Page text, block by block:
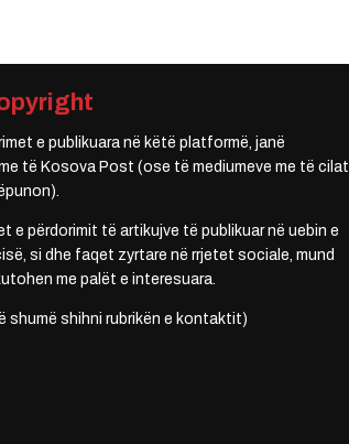
e publikuara në këtë platformë, janë
të Kosova Post (ose të mediumeve me të cilat
e përdorimit të artikujve të publikuar në uebin e
si dhe faqet zyrtare në rrjetet sociale, mund
me palët e interesuara.
shumë shihni rubrikën e kontaktit)